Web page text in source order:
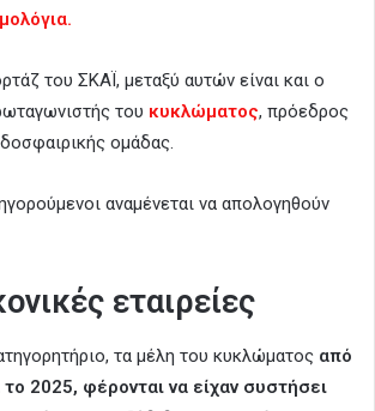
του ΣΚΑΪ, μεταξύ αυτών είναι και ο
του κυκλώματος, πρόεδρος
ομάδας.
αναμένεται να απολογηθούν
εταιρείες
τα μέλη του κυκλώματος από
2025, φέρονται να είχαν συστήσει